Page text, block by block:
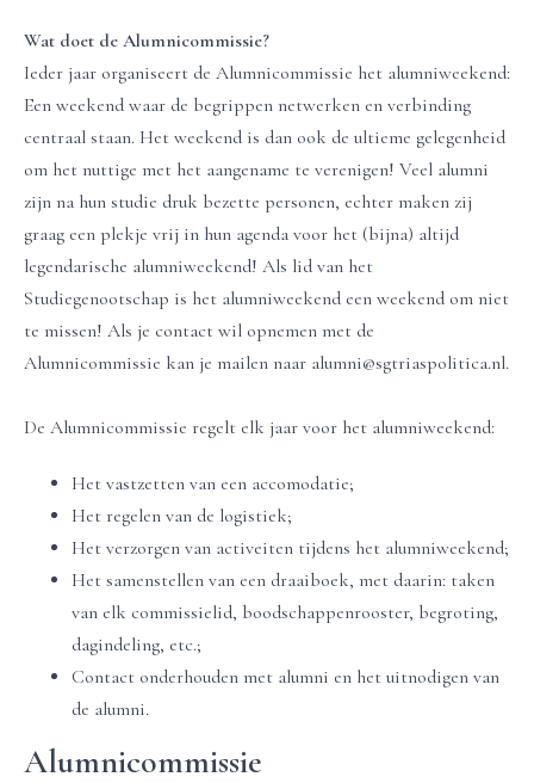
Wat doet de Alumnicommissie?
Ieder jaar organiseert de Alumnicommissie het alumniweekend:
Een weekend waar de begrippen netwerken en verbinding
centraal staan. Het weekend is dan ook de ultieme gelegenheid
om het nuttige met het aangename te verenigen! Veel alumni
zijn na hun studie druk bezette personen, echter maken zij
graag een plekje vrij in hun agenda voor het (bijna) altijd
legendarische alumniweekend! Als lid van het
Studiegenootschap is het alumniweekend een weekend om niet
te missen! Als je contact wil opnemen met de
Alumnicommissie kan je mailen naar alumni@sgtriaspolitica.nl​.
De Alumnicommissie regelt elk jaar voor het alumniweekend:
Het vastzetten van een accomodatie;
Het regelen van de logistiek;
Het verzorgen van activeiten tijdens het alumniweekend;
Het samenstellen van een draaiboek, met daarin: taken
van elk commissielid, boodschappenrooster, begroting,
dagindeling, etc.;
Contact onderhouden met alumni en het uitnodigen van
de alumni.
Alumnicommissie